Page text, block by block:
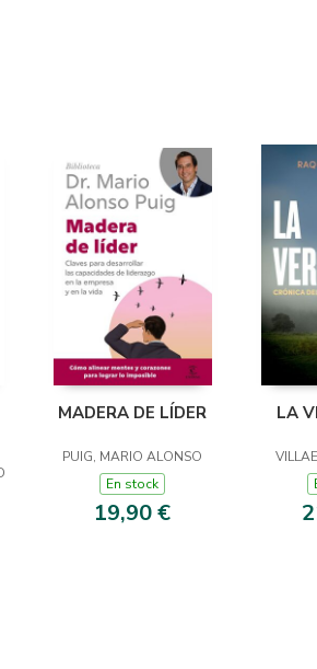
MADERA DE LÍDER
PUIG, MARIO ALONSO
En stock
19,90 €
LA